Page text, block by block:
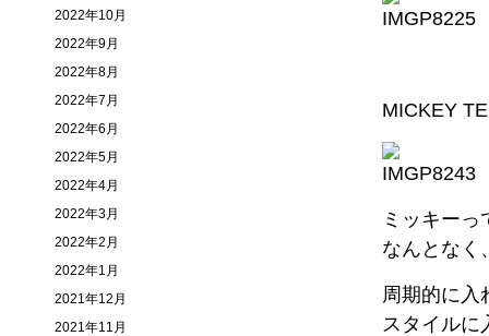
2022年10月
2022年9月
2022年8月
2022年7月
2022年6月
2022年5月
2022年4月
2022年3月
2022年2月
2022年1月
2021年12月
2021年11月
MICKEY
ミッキー
なんとなく
周期的に入
スタイルに